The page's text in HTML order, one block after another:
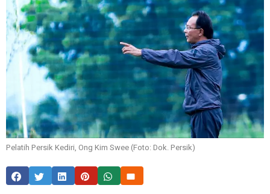
Pelatih Persik Kediri, Ong Kim Swee (Foto: Dok. Persik)